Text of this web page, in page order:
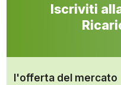
Iscriviti
l'offerta del mercato